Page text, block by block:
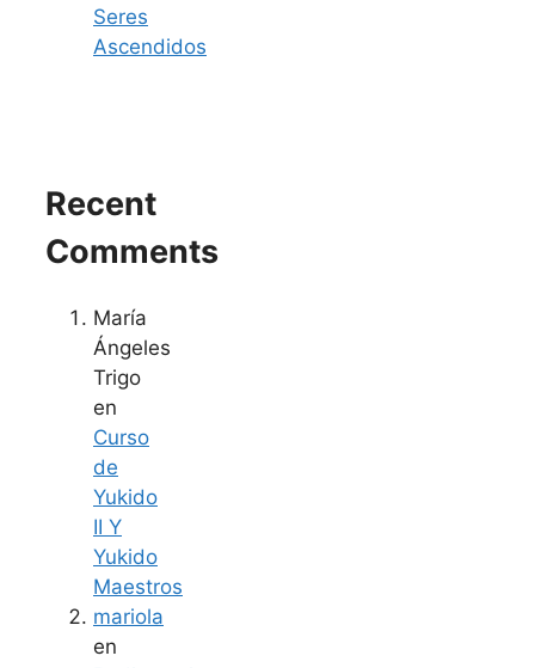
Seres
Ascendidos
Recent
Comments
María
Ángeles
Trigo
en
Curso
de
Yukido
II Y
Yukido
Maestros
mariola
en